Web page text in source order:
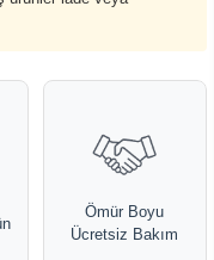
Ömür Boyu
Ücretsiz Bakım